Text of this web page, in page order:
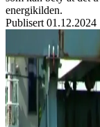
energikilden.
Publisert 01.12.2024